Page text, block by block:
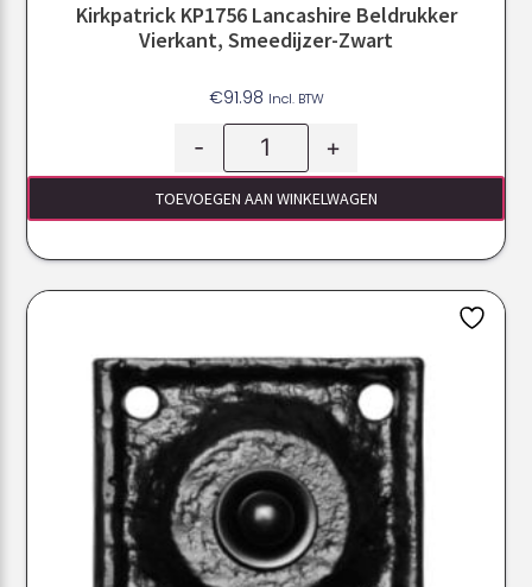
Kirkpatrick KP1756 Lancashire Beldrukker
Vierkant, Smeedijzer-Zwart
€91.98 Incl. BTW
- +
TOEVOEGEN AAN WINKELWAGEN